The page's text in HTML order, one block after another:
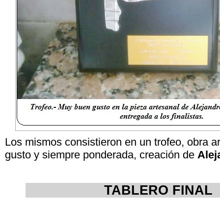
Los mismos consistieron en un trofeo, obra
gusto y siempre ponderada, creación de
TABLERO